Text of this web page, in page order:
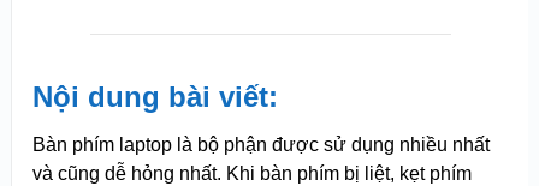
Nội dung bài viết:
Bàn phím laptop là bộ phận được sử dụng nhiều nhất
và cũng dễ hỏng nhất. Khi bàn phím bị liệt, kẹt phím